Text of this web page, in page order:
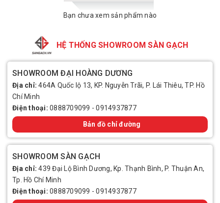
Bạn chưa xem sản phẩm nào
HỆ THỐNG SHOWROOM SÀN GẠCH
SHOWROOM ĐẠI HOÀNG DƯƠNG
Địa chỉ:464A Quốc lộ 13, KP. Nguyễn Trãi, P. Lái Thiêu, TP. Hồ
Chí Minh
Điện thoại: 0888709099 -0914937877
Bản đồ chỉ đường
SHOWROOM SÀN GẠCH
Địa chỉ:439 Đại Lộ Bình Dương, Kp. Thạnh Bình, P. Thuận An,
Tp. Hồ Chí Minh
Điện thoại: 0888709099 -0914937877